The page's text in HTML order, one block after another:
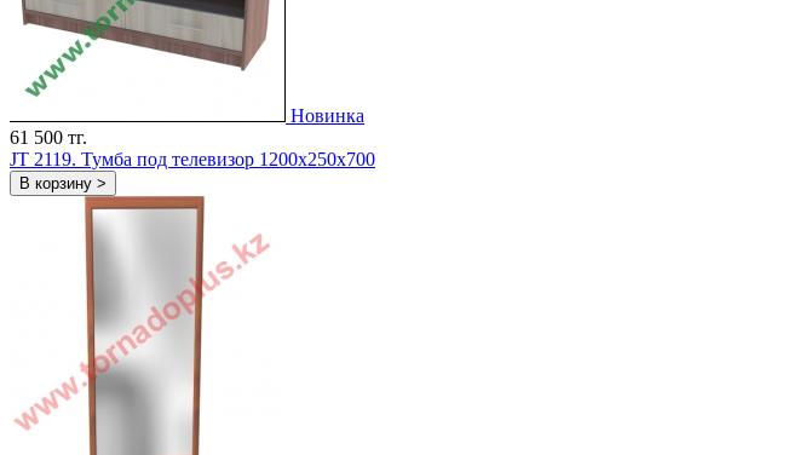
Новинка
61 500 тг.
JT 2119. Тумба под телевизор 1200x250x700
В корзину >